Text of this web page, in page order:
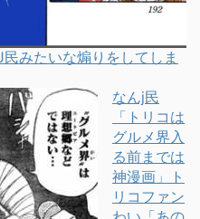
みたいな煽りをしてしま
なんj民
「トリコは
グルメ界入
る前までは
神漫画」ト
リコファン